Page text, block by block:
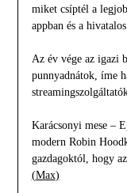
miket csíptél a
appban és a
Az év vége az igazi
punnyadnátok, íme
Karácsonyi mese –
modern Robin
gazdagoktól, hogy
(Max)